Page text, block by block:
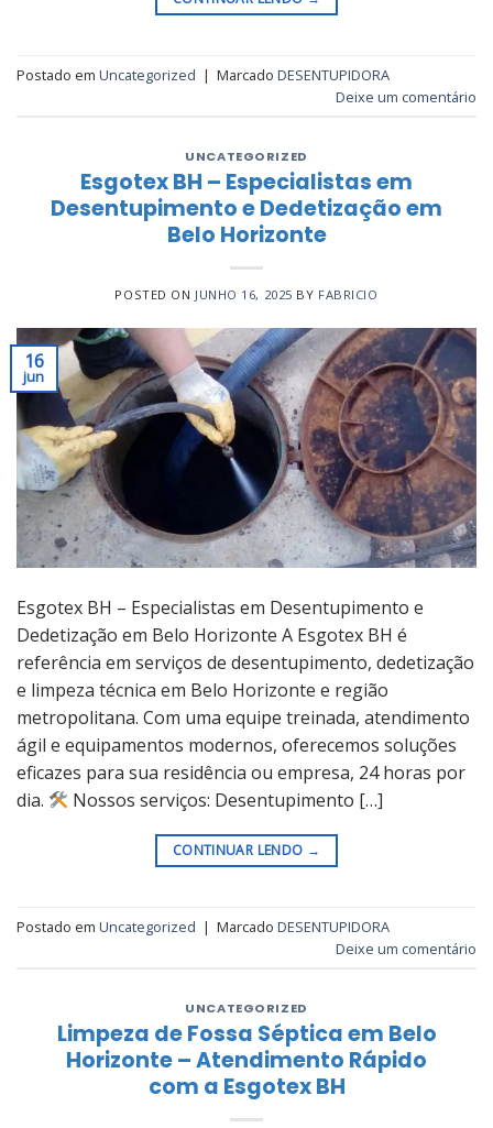
Postado em Uncategorized | Marcado DESENTUPIDORA
Deixe um comentário
UNCATEGORIZED
Esgotex BH – Especialistas em
Desentupimento e Dedetização em
Belo Horizonte
POSTED ON JUNHO 16, 2025 BY FABRICIO
16
jun
Esgotex BH – Especialistas em Desentupimento e
Dedetização em Belo Horizonte A Esgotex BH é
referência em serviços de desentupimento, dedetização
e limpeza técnica em Belo Horizonte e região
metropolitana. Com uma equipe treinada, atendimento
ágil e equipamentos modernos, oferecemos soluções
eficazes para sua residência ou empresa, 24 horas por
dia.
Nossos serviços: Desentupimento […]
CONTINUAR LENDO →
Postado em Uncategorized | Marcado DESENTUPIDORA
Deixe um comentário
UNCATEGORIZED
Limpeza de Fossa Séptica em Belo
Horizonte – Atendimento Rápido
com a Esgotex BH